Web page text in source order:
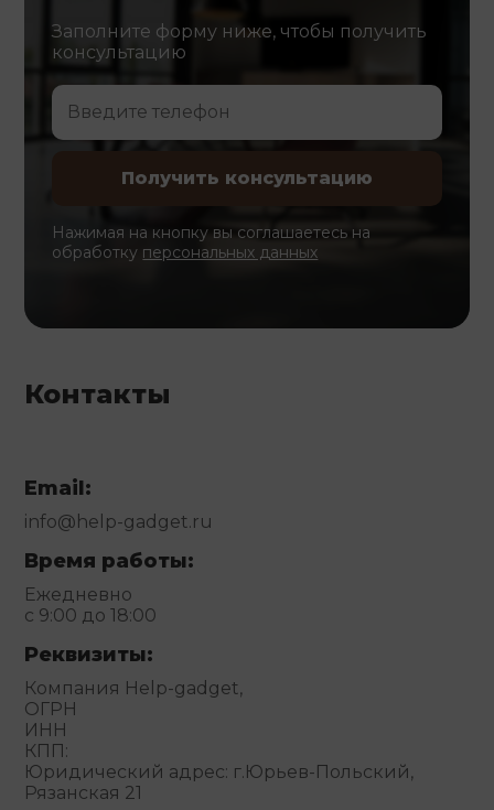
Заполните форму ниже, чтобы получить
консультацию
Нажимая на кнопку вы соглашаетесь на
обработку персональных данных
Контакты
Email:
info@help-gadget.ru
Время работы:
Ежедневно
с 9:00 до 18:00
Реквизиты:
Компания Help-gadget,
ОГРН
ИНН
КПП:
Юридический адрес: г.Юрьев-Польский,
Рязанская 21